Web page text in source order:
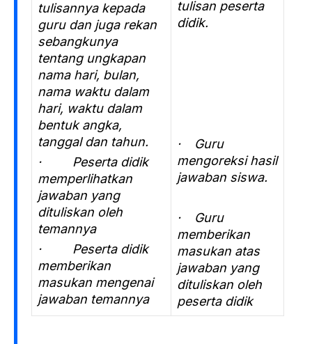
tulisannya kepada
guru dan juga rekan
sebangkunya
tentang ungkapan
nama hari, bulan,
nama waktu dalam
hari, waktu dalam
bentuk angka,
tanggal dan tahun.
· Peserta didik
memperlihatkan
jawaban yang
dituliskan oleh
temannya
· Peserta didik
memberikan
masukan mengenai
jawaban temannya
tulisan peserta
didik.
· Guru
mengoreksi hasil
jawaban siswa.
· Guru
memberikan
masukan atas
jawaban yang
dituliskan oleh
peserta didik